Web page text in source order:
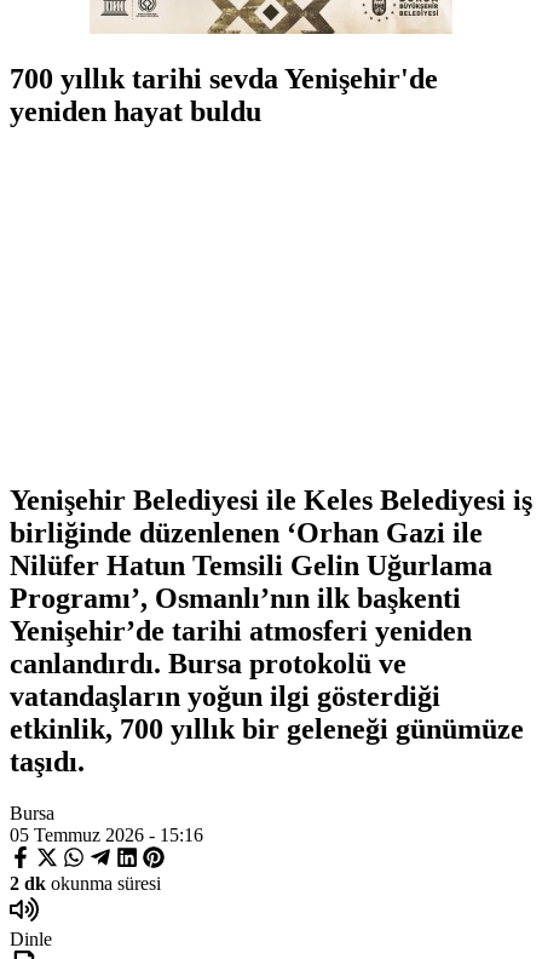
700 yıllık tarihi sevda Yenişehir'de
yeniden hayat buldu
Yenişehir Belediyesi ile Keles Belediyesi iş
birliğinde düzenlenen ‘Orhan Gazi ile
Nilüfer Hatun Temsili Gelin Uğurlama
Programı’, Osmanlı’nın ilk başkenti
Yenişehir’de tarihi atmosferi yeniden
canlandırdı. Bursa protokolü ve
vatandaşların yoğun ilgi gösterdiği
etkinlik, 700 yıllık bir geleneği günümüze
taşıdı.
Bursa
05 Temmuz 2026 - 15:16
2 dk okunma süresi
Dinle